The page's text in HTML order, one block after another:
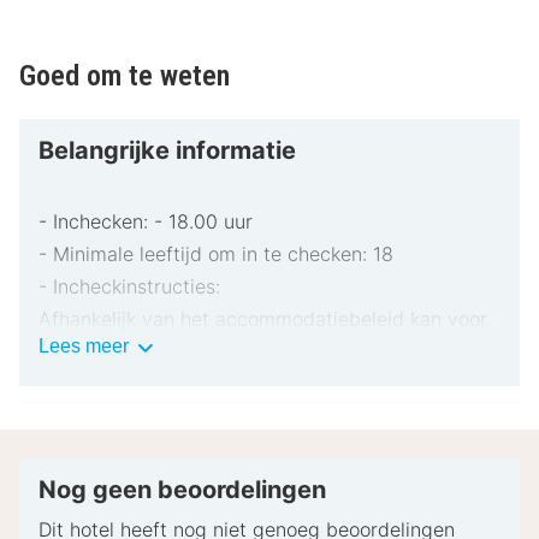
Goed om te weten
Belangrijke informatie
- Inchecken: - 18.00 uur
- Minimale leeftijd om in te checken: 18
- Incheckinstructies:
Afhankelijk van het accommodatiebeleid kan voor
extra personen een toeslag in rekening worden
pinpas of borgsom in contanten te verstrekken
Lees meerBelangrijke
Nog geen beoordelingen
Dit hotel heeft nog niet genoeg beoordelingen